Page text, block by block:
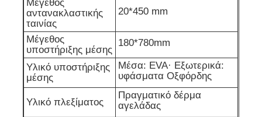
Σχάρα φορτιστή
Υπόγεια ορυχεία
Καυτά πωλώντας προϊόντα
Μέγεθος
αντανακλαστικής
ταινίας
20*450 mm
Μέγεθος
υποστήριξης μέσης
180*780mm
Υλικό υποστήριξης
μέσης
Μέσα: EVA· Εξωτερικά:
υφάσματα Οξφόρδης
Υλικό πλεξίματος
Πραγματικό δέρμα
αγελάδας